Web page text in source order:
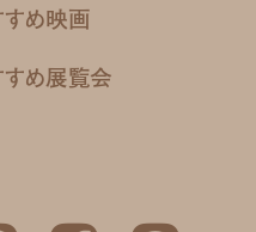
め映画
め展覧会